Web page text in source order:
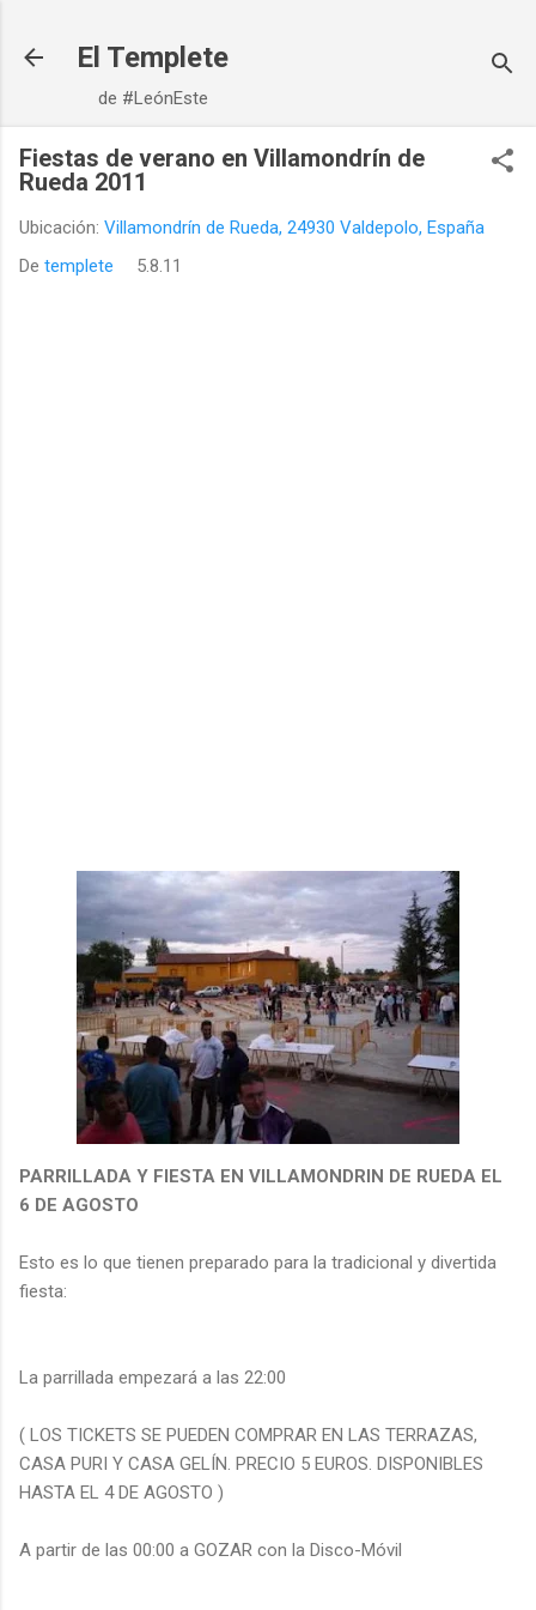
El Templete
de #LeónEste
Fiestas de verano en Villamondrín de
Rueda 2011
Ubicación: Villamondrín de Rueda, 24930 Valdepolo, España
De templete 5.8.11
PARRILLADA Y FIESTA EN VILLAMONDRIN DE RUEDA EL
6 DE AGOSTO
Esto es lo que tienen preparado para la tradicional y divertida
fiesta:
La parrillada empezará a las 22:00
( LOS TICKETS SE PUEDEN COMPRAR EN LAS TERRAZAS,
CASA PURI Y CASA GELÍN. PRECIO 5 EUROS. DISPONIBLES
HASTA EL 4 DE AGOSTO )
A partir de las 00:00 a GOZAR con la Disco-Móvil